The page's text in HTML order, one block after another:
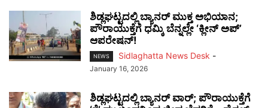
ಶಿಡ್ಲಘಟ್ಟದಲ್ಲಿ ಬ್ಯಾನರ್ ಮುಕ್ತ ಅಭಿಯಾನ;
ಪೌರಾಯುಕ್ತೆಗೆ ಧಮ್ಕಿ ಬೆನ್ನಲ್ಲೇ ‘ಕ್ಲೀನ್ ಅಪ್’
ಆಪರೇಷನ್!
NEWS Sidlaghatta News Desk -
January 16, 2026
ಶಿಡ್ಲಘಟ್ಟದಲ್ಲಿ ಬ್ಯಾನರ್ ವಾರ್; ಪೌರಾಯುಕ್ತೆಗೆ